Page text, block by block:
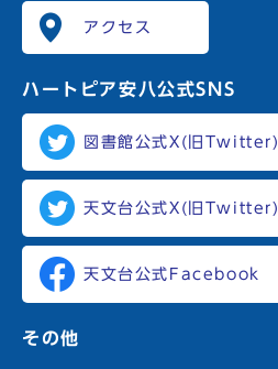
アクセス
ハートピア安八公式SNS
図書館公式X(旧Twitter)
天文台公式X(旧Twitter)
天文台公式Facebook
その他